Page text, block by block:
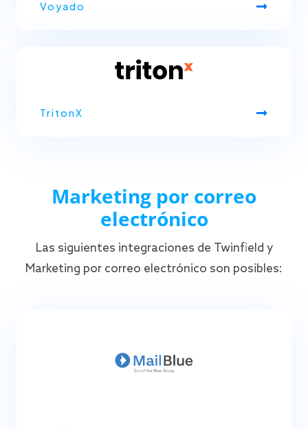
Voyado
TritonX
Marketing por correo
electrónico
Las siguientes integraciones de Twinfield y
Marketing por correo electrónico son posibles: